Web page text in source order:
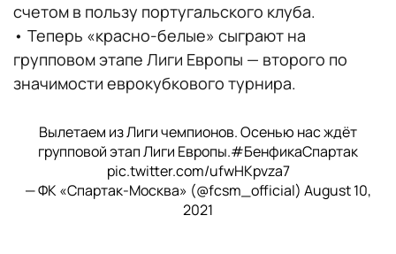
счетом в пользу португальского клуба.
• Теперь «красно-белые» сыграют на
групповом этапе Лиги Европы — второго по
значимости еврокубкового турнира.
Вылетаем из Лиги чемпионов. Осенью нас ждёт
групповой этап Лиги Европы.#БенфикаСпартак
pic.twitter.com/ufwHKpvza7
— ФК «Спартак-Москва» (@fcsm_official) August 10,
2021